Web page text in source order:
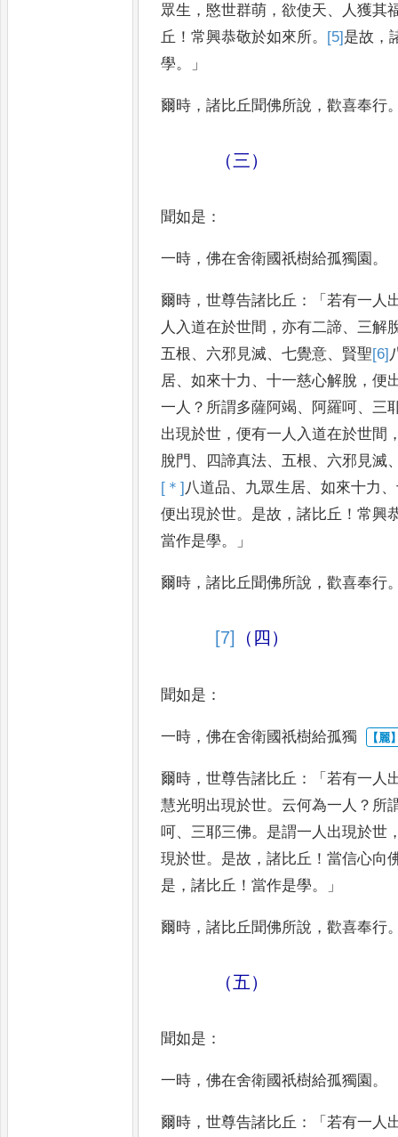
眾生 ， 愍世群萌 ，欲使天、 人獲其
丘 ！常興恭敬於如來所。 [5]是故 ，
學。」
爾時 ，諸比丘聞佛所說 ，歡喜奉行
（三）
聞如是 ：
一時 ，佛在舍衛國祇樹給孤獨園。
爾時 ，世尊告諸比丘 ：「若有一人
人入道在於世間 ，亦有二諦、三解
五根、 六邪見滅、七覺意、 賢聖[6]
居、如來十力 、十一慈心解脫 ，便
一人 ？ 所謂多薩阿竭、 阿羅呵、三
出現於世 ，便有一人入道在於世間
脫門 、 四諦真法、五根、 六邪見滅
[＊]八道品、 九眾生居、如來十力 、
便出現於世。 是故 ，諸比丘 ！常興
當作是學。」
爾時 ，諸比丘聞佛所說 ，歡喜奉行
[7] （四）
聞如是 ：
一時 ，佛在舍衛國祇樹給孤獨
爾時 ，世尊告諸比丘 ：「 若有一人
慧光明出現於世。 云何為一人 ？ 所
呵、 三耶三佛。 是謂一人 出現於世
現於世。 是故 ，諸比丘 ！當信心向
是 ，諸比 丘 ！當作是學。」
爾時 ，諸比丘聞佛所說 ，歡喜奉行
（五）
聞如是 ：
一時 ，佛在舍衛國祇樹給孤獨園。
爾時 ，世尊告諸比丘 ：「若有一人